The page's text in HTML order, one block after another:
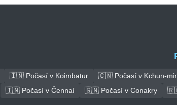
🇮🇳 Počasí v Koimbatur 🇨🇳 Počasí v Kchun-
🇮🇳 Počasí v Čennaí
🇬🇳 Počasí v Conakry